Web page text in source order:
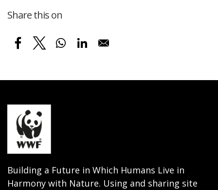
Share this on
Building a Future in Which Humans Live in
Harmony with Nature. Using and sharing site